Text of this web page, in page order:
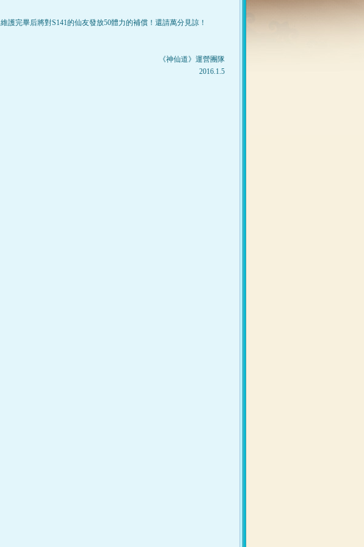
維護完畢后將對S141的仙友發放50體力的補償！還請萬分見諒！
《神仙道》運營團隊
2016.1.5